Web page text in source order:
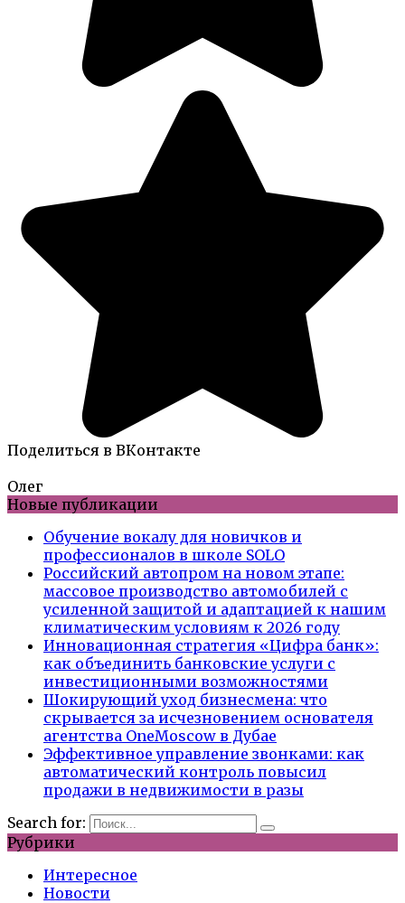
Поделиться в ВКонтакте
Олег
Новые публикации
Обучение вокалу для новичков и
профессионалов в школе SOLO
Российский автопром на новом этапе:
массовое производство автомобилей с
усиленной защитой и адаптацией к нашим
климатическим условиям к 2026 году
Инновационная стратегия «Цифра банк»:
как объединить банковские услуги с
инвестиционными возможностями
Шокирующий уход бизнесмена: что
скрывается за исчезновением основателя
агентства OneMoscow в Дубае
Эффективное управление звонками: как
автоматический контроль повысил
продажи в недвижимости в разы
Search for:
Рубрики
Интересное
Новости